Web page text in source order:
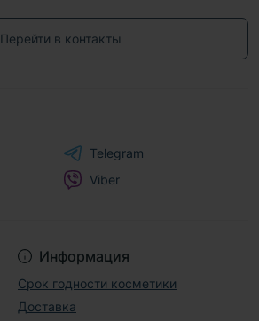
Перейти в контакты
Информация
Срок годности косметики
Доставка
Telegram
Viber